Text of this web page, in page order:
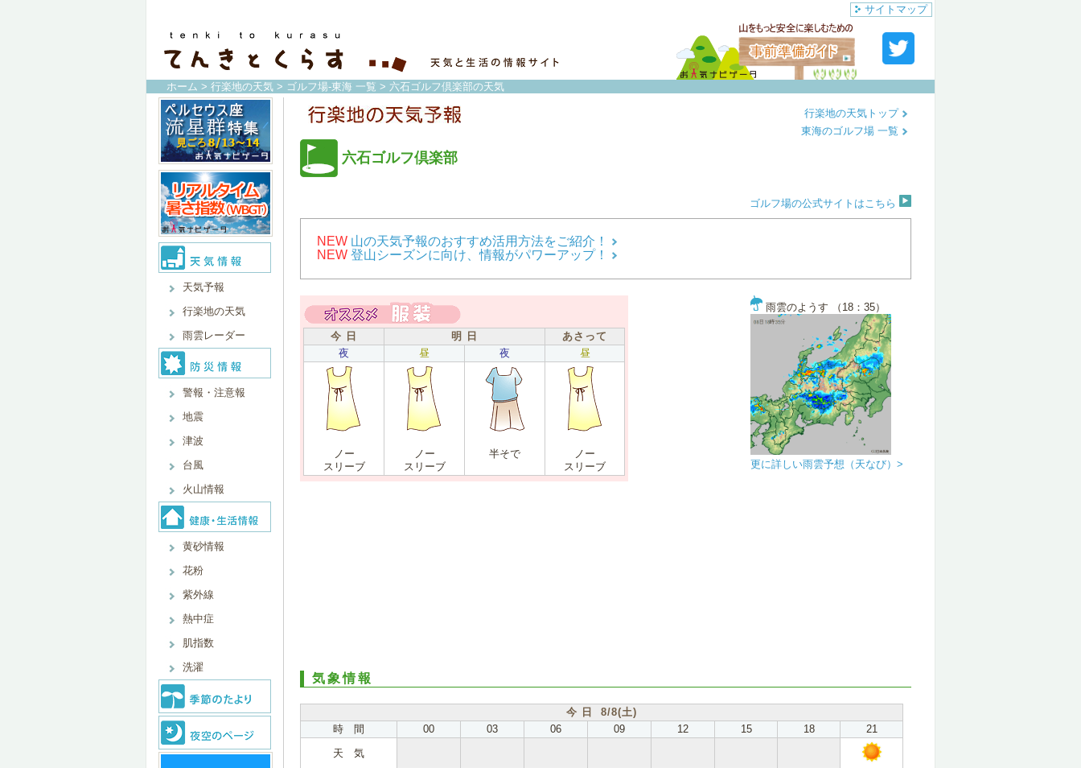
サイトマップ
ホーム > 行楽地の天気 > ゴルフ場-東海 一覧 > 六石ゴルフ倶楽部の天気
天気予報
行楽地の天気
雨雲レーダー
警報・注意報
地震
津波
台風
火山情報
黄砂情報
花粉
紫外線
熱中症
肌指数
洗濯
六石ゴルフ倶楽部
行楽地の天気トップ
東海のゴルフ場 一覧
ゴルフ場の公式サイトはこちら
NEW 山の天気予報のおすすめ活用方法をご紹介！
NEW 登山シーズンに向け、情報がパワーアップ！
今 日 明 日
あさって
夜
昼 夜 昼
ノー
スリーブ
ノー
スリーブ
半そで
ノー
スリーブ
雨雲のようす （18：35）
更に詳しい雨雲予想（天なび）>
気象情報
今 日 8/8(土)
時 間
00 03 06 09 12 15 18
21
天 気